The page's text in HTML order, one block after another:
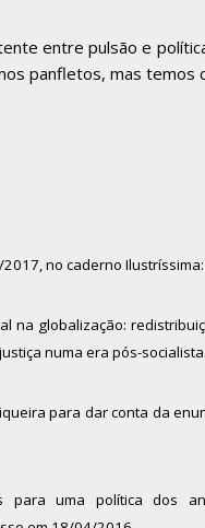
entre pulsão e
panfletos, mas
no caderno
na globalização:
numa era pós-socialista.
para dar conta da
para uma política dos